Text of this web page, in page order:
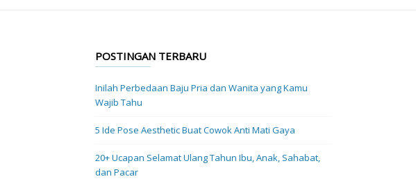
POSTINGAN TERBARU
Inilah Perbedaan Baju Pria dan Wanita yang Kamu
Wajib Tahu
5 Ide Pose Aesthetic Buat Cowok Anti Mati Gaya
20+ Ucapan Selamat Ulang Tahun Ibu, Anak, Sahabat,
dan Pacar